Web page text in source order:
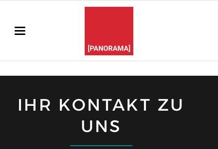
IHR KONTAKT ZU
UNS